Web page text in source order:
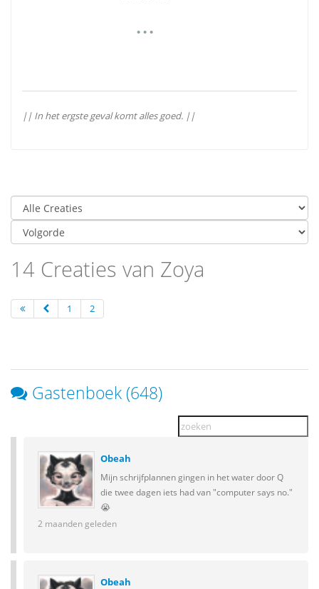
• • •
|| In het ergste geval komt alles goed. ||
14 Creaties van Zoya
1 2
Gastenboek (648)
Obeah
Mijn schrijfplannen gingen in het water door Q
die twee dagen iets had van "computer says no."
😭
2 maanden geleden
Obeah